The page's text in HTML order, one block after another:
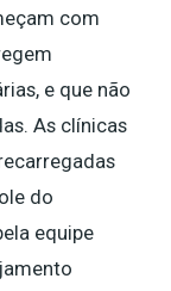
com
e que não
As clínicas
do
equipe